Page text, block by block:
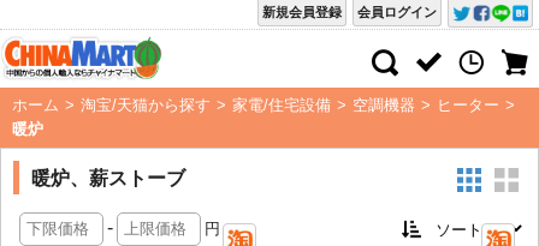
会員ログイン
新規会員登録
ホーム > 淘宝/天猫から探す > 家電/住宅設備 > 空調機器 > ヒーター >
暖炉
暖炉、薪ストーブ
- 円